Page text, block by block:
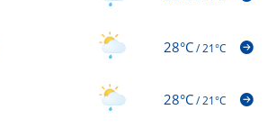
28°C/21°C
28°C/21°C